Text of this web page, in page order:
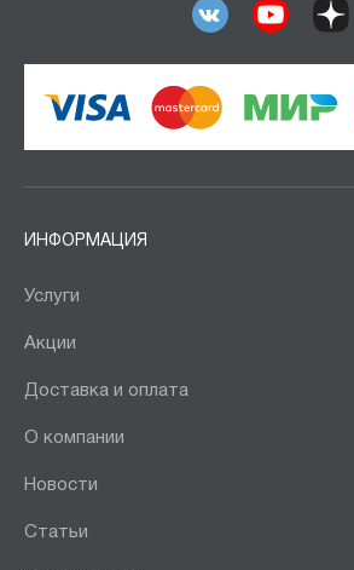
ИНФОРМАЦИЯ
Услуги
Акции
Доставка и оплата
О компании
Новости
Статьи